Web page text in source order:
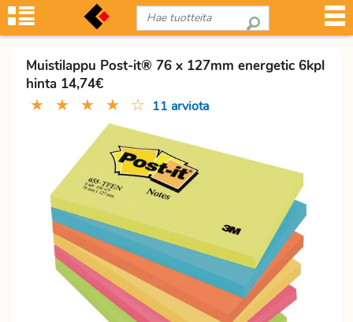
Muistilappu Post-it® 76 x 127mm energetic 6kpl
hinta 14,74€
★ ★ ★ ★ ☆ 11 arviota